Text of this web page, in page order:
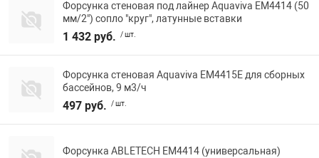
Форсунка стеновая под лайнер Aquaviva EM4414 (50
мм/2") сопло "круг", латунные вставки
1 432 руб. / шт.
Форсунка стеновая Aquaviva EM4415E для сборных
бассейнов, 9 м3/ч
497 руб. / шт.
Форсунка ABLETECH EM4414 (универсальная)